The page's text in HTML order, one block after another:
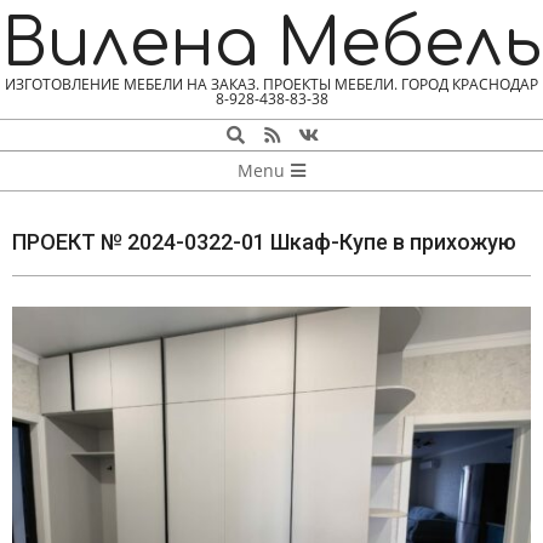
Skip
to
content
Вилена Мебель
ИЗГОТОВЛЕНИЕ МЕБЕЛИ НА ЗАКАЗ. ПРОЕКТЫ МЕБЕЛИ. ГОРОД КРАСНОДАР
8-928-438-83-38
Search
MENU
Menu
ПРОЕКТ № 2024-0322-01 Шкаф-Купе в прихожую
П
О
Е
К